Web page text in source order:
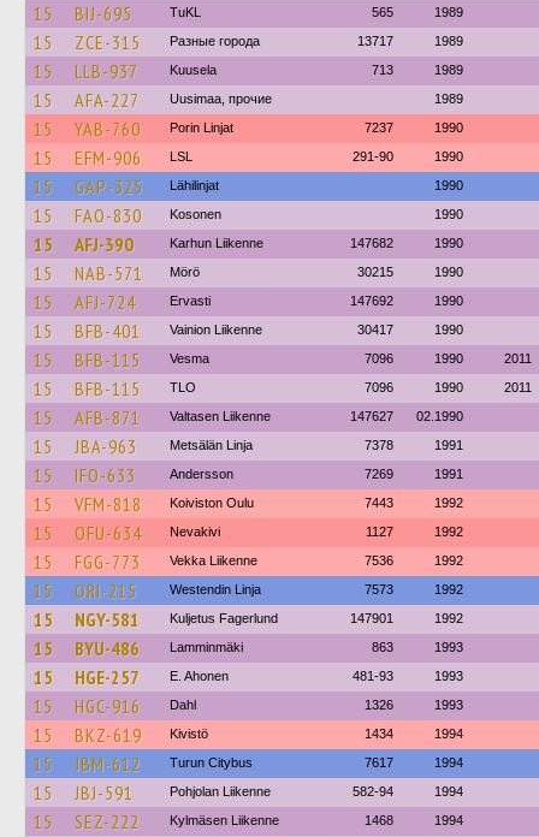
15 BIJ-695 TuKL 565 1989
15 ZCE-315 Разные города 13717 1989
15 LLB-937 Kuusela 713 1989
15 AFA-227 Uusimaa, прочие 1989
15 YAB-760 Porin Linjat 7237 1990
15 EFM-906 LSL 291-90 1990
15 GAP-325 Lähilinjat 1990
15 FAO-830 Kosonen 1990
15 AFJ-390 Karhun Liikenne 147682 1990
15 NAB-571 Mörö 30215 1990
15 AFJ-724 Ervasti 147692 1990
15 BFB-401 Vainion Liikenne 30417 1990
15 BFB-115 Vesma 7096 1990 2011
15 BFB-115 TLO 7096 1990 2011
15 AFB-871 Valtasen Liikenne 147627 02.1990
15 JBA-963 Metsälän Linja 7378 1991
15 IFO-633 Andersson 7269 1991
15 VFM-818 Koiviston Oulu 7443 1992
15 OFU-634 Nevakivi 1127 1992
15 FGG-773 Vekka Liikenne 7536 1992
15 ORI-215 Westendin Linja 7573 1992
15 NGY-581 Kuljetus Fagerlund 147901 1992
15 BYU-486 Lamminmäki 863 1993
15 HGE-257 E. Ahonen 481-93 1993
15 HGC-916 Dahl 1326 1993
15 BKZ-619 Kivistö 1434 1994
15 JBM-612 Turun Citybus 7617 1994
15 JBJ-591 Pohjolan Liikenne 582-94 1994
15 SEZ-222 Kylmäsen Liikenne 1468 1994